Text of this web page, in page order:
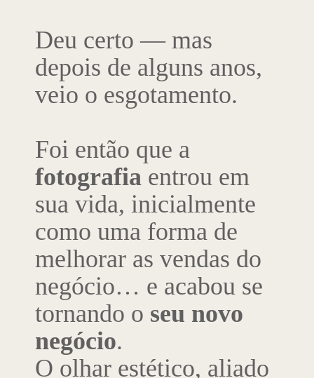
Deu certo — mas
depois de alguns anos,
veio o esgotamento.
Foi então que a
fotografia entrou em
sua vida, inicialmente
como uma forma de
melhorar as vendas do
negócio… e acabou se
tornando o seu novo
negócio.
O olhar estético, aliado